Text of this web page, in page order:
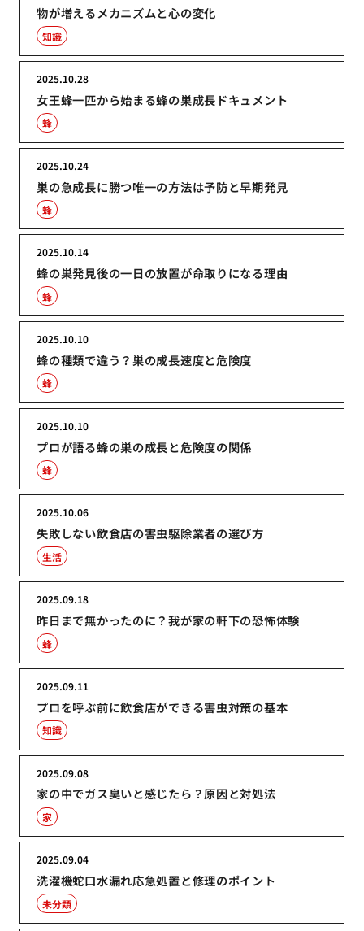
物が増えるメカニズムと心の変化
知識
女王蜂一匹から始まる蜂の巣成長ドキュメント
2025.10.28
蜂
巣の急成長に勝つ唯一の方法は予防と早期発見
2025.10.24
蜂
蜂の巣発見後の一日の放置が命取りになる理由
2025.10.14
蜂
蜂の種類で違う？巣の成長速度と危険度
2025.10.10
蜂
プロが語る蜂の巣の成長と危険度の関係
2025.10.10
蜂
失敗しない飲食店の害虫駆除業者の選び方
2025.10.06
生活
昨日まで無かったのに？我が家の軒下の恐怖体験
2025.09.18
蜂
プロを呼ぶ前に飲食店ができる害虫対策の基本
2025.09.11
知識
家の中でガス臭いと感じたら？原因と対処法
2025.09.08
家
洗濯機蛇口水漏れ応急処置と修理のポイント
2025.09.04
未分類